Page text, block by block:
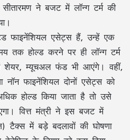
सीतारमण ने बजट में लॉन्ग टर्म की
फाइनेंशियल एसेट्स हैं, उन्हें एक
होल्ड करने पर ही लॉन्ग टर्म
शेयर, म्यूचअल फंड भी आएंगे। वहीं,
नॉन फाइनेंशियल दोनों एसेट्स को
होल्ड किया जाता है तो उसे
वित्त मंत्री ने इस बजट में
टैक्स में बड़े बदलावों की घोषणा